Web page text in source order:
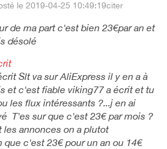
le 2019-04-25 10:49:19citer
de ma part c'est bien 23€par an et
désolé
Slt va sur AliExpress il y en a à
et c'est fiable viking77 a écrit et tu
les flux intéressants ?...j en ai
T'es sur que c'est 23€ par mois ?
les annonces on a plutot
que c'est 23€ pour un an ou 14€